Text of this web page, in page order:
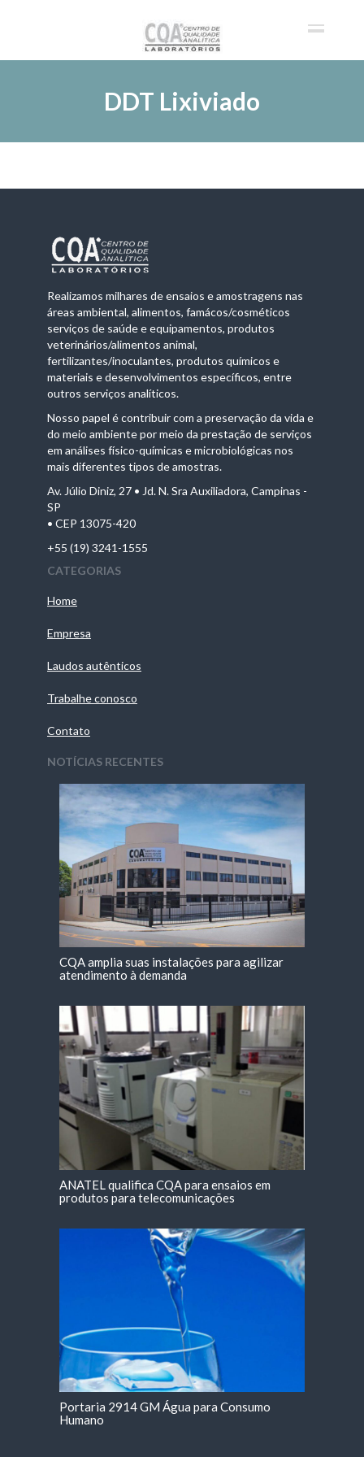
DDT Lixiviado
Realizamos milhares de ensaios e amostragens nas
áreas ambiental, alimentos, famácos/cosméticos
serviços de saúde e equipamentos, produtos
veterinários/alimentos animal,
fertilizantes/inoculantes, produtos químicos e
materiais e desenvolvimentos específicos, entre
outros serviços analíticos.
Nosso papel é contribuir com a preservação da vida e
do meio ambiente por meio da prestação de serviços
em análises físico-químicas e microbiológicas nos
mais diferentes tipos de amostras.
Av. Júlio Diniz, 27 • Jd. N. Sra Auxiliadora, Campinas -
SP
• CEP 13075-420
+55 (19) 3241-1555
CATEGORIAS
Home
Empresa
Laudos autênticos
Trabalhe conosco
Contato
NOTÍCIAS RECENTES
CQA amplia suas instalações para agilizar
atendimento à demanda
ANATEL qualifica CQA para ensaios em
produtos para telecomunicações
Portaria 2914 GM Água para Consumo
Humano